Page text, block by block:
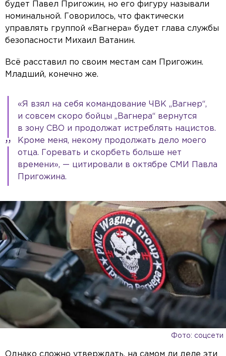
будет Павел Пригожин, но его фигуру называли
номинальной. Говорилось, что фактически
управлять группой «Вагнера» будет глава службы
безопасности Михаил Ватанин.
Всё расставил по своим местам сам Пригожин.
Младший, конечно же.
«Я взял на себя командование ЧВК „Вагнер“,
и совсем скоро бойцы „Вагнера“ вернутся
в зону СВО и продолжат истреблять нацистов.
Кроме меня, некому продолжать дело моего
отца. Горевать и скорбеть больше нет
времени», — цитировали в октябре СМИ Павла
Пригожина.
Фото: соцсети
Однако сложно утверждать, на самом ли деле эти